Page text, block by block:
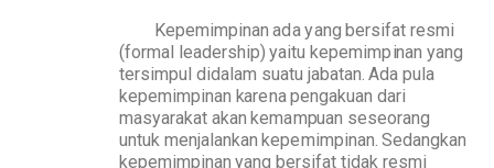
Kepemimpinan ada yang bersifat resmi
(formal leadership) yaitu kepemimpinan yang
tersimpuldidalam suatu jabatan. Ada pula
kepemimpinan karenapengakuan dari
masyarakat akan kemampuan seseorang
untuk menjalankan kepemimpinan. Sedangkan
kepemimpinan yang bersifat tidak resmi